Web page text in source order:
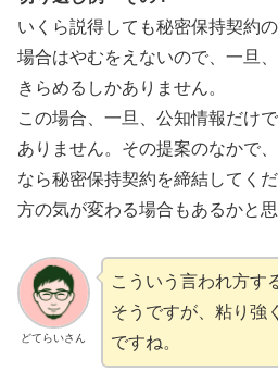
いくら説得しても秘密保持契約
場合はやむをえないので、一旦
きらめるしかありません。
この場合、一旦、公知情報だけ
ありません。その提案のなかで
なら秘密保持契約を締結してく
方の気が変わる場合もあるかと思
どてらいさん
こういう言われ方す
そうですが、粘り強
ですね。